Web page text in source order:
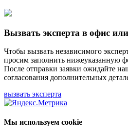
Вызвать эксперта в офис
Чтобы вызвать независимого
просим заполнить нижеуказанную
После отправки заявки ожидайте
согласования дополнительных
вызвать эксперта
Мы используем cookie